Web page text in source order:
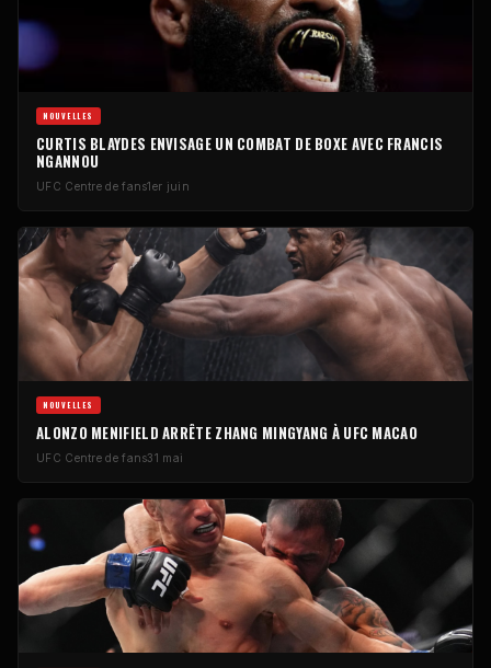
NOUVELLES
CURTIS BLAYDES ENVISAGE UN COMBAT DE BOXE AVEC FRANCIS
NGANNOU
UFC Centre de fans1er juin
NOUVELLES
ALONZO MENIFIELD ARRÊTE ZHANG MINGYANG À UFC MACAO
UFC Centre de fans31 mai